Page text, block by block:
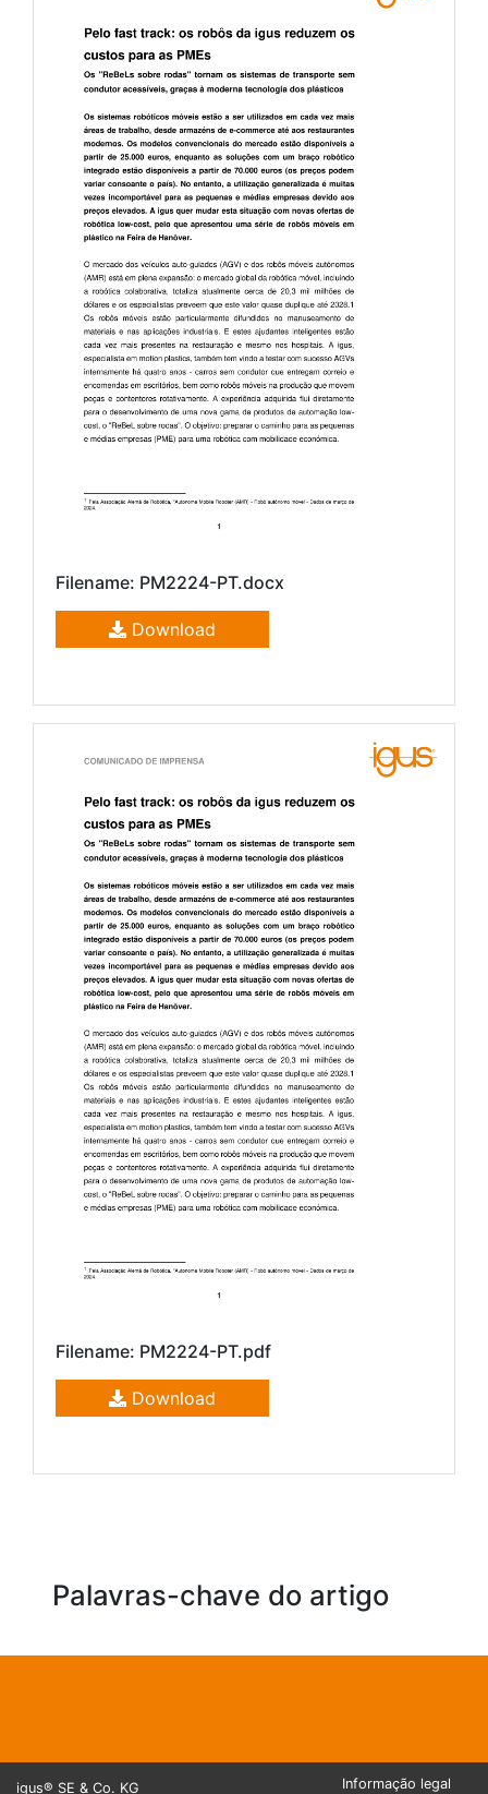
Filename: PM2224-PT.docx
Download
Filename: PM2224-PT.pdf
Download
Palavras-chave do artigo
igus® SE & Co. KG Informação legal